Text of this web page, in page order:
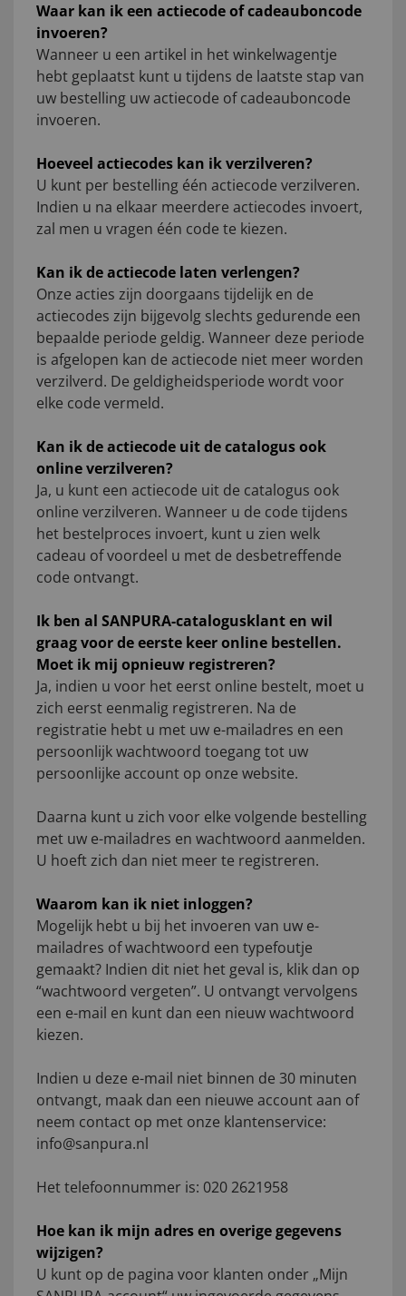
Waar kan ik een actiecode of cadeauboncode
invoeren?
Wanneer u een artikel in het winkelwagentje
hebt geplaatst kunt u tijdens de laatste stap van
uw bestelling uw actiecode of cadeauboncode
invoeren.
Hoeveel actiecodes kan ik verzilveren?
U kunt per bestelling één actiecode verzilveren.
Indien u na elkaar meerdere actiecodes invoert,
zal men u vragen één code te kiezen.
Kan ik de actiecode laten verlengen?
Onze acties zijn doorgaans tijdelijk en de
actiecodes zijn bijgevolg slechts gedurende een
bepaalde periode geldig. Wanneer deze periode
is afgelopen kan de actiecode niet meer worden
verzilverd. De geldigheidsperiode wordt voor
elke code vermeld.
Kan ik de actiecode uit de catalogus ook
online verzilveren?
Ja, u kunt een actiecode uit de catalogus ook
online verzilveren. Wanneer u de code tijdens
het bestelproces invoert, kunt u zien welk
cadeau of voordeel u met de desbetreffende
code ontvangt.
Ik ben al SANPURA-catalogusklant en wil
graag voor de eerste keer online bestellen.
Moet ik mij opnieuw registreren?
Ja, indien u voor het eerst online bestelt, moet u
zich eerst eenmalig registreren. Na de
registratie hebt u met uw e-mailadres en een
persoonlijk wachtwoord toegang tot uw
persoonlijke account op onze website.
Daarna kunt u zich voor elke volgende bestelling
met uw e-mailadres en wachtwoord aanmelden.
U hoeft zich dan niet meer te registreren.
Waarom kan ik niet inloggen?
Mogelijk hebt u bij het invoeren van uw e-
mailadres of wachtwoord een typefoutje
gemaakt? Indien dit niet het geval is, klik dan op
“wachtwoord vergeten”. U ontvangt vervolgens
een e-mail en kunt dan een nieuw wachtwoord
kiezen.
Indien u deze e-mail niet binnen de 30 minuten
ontvangt, maak dan een nieuwe account aan of
neem contact op met onze klantenservice:
info@sanpura.nl
Het telefoonnummer is: 020 2621958
Hoe kan ik mijn adres en overige gegevens
wijzigen?
U kunt op de pagina voor klanten onder „Mijn